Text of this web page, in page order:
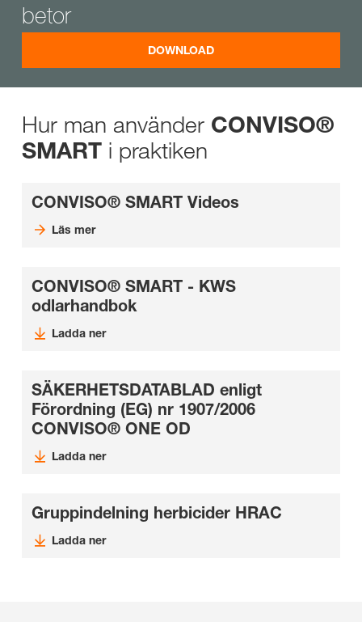
betor
DOWNLOAD
Hur man använder CONVISO®
SMART i praktiken
CONVISO® SMART Videos
Läs mer
CONVISO® SMART - KWS
odlarhandbok
Ladda ner
SÄKERHETSDATABLAD enligt
Förordning (EG) nr 1907/2006
CONVISO® ONE OD
Ladda ner
Gruppindelning herbicider HRAC
Ladda ner